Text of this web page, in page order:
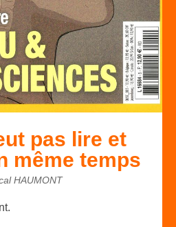
pas lire et
même temps
HAUMONT